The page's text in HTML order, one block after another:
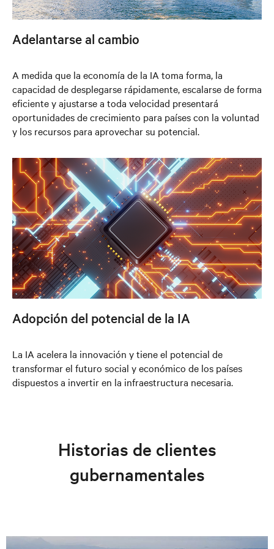
Adelantarse al cambio
A medida que la economía de la IA toma forma, la
capacidad de desplegarse rápidamente, escalarse de forma
eficiente y ajustarse a toda velocidad presentará
oportunidades de crecimiento para países con la voluntad
y los recursos para aprovechar su potencial.
Adopción del potencial de la IA
La IA acelera la innovación y tiene el potencial de
transformar el futuro social y económico de los países
dispuestos a invertir en la infraestructura necesaria.
Historias de clientes
gubernamentales